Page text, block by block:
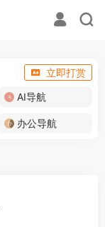
立即打赏
AI导航
办公导航